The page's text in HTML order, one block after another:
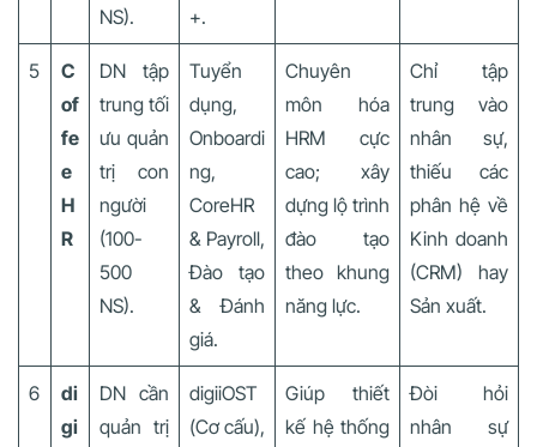
NS).
+.
5
C
of
fe
e
H
R
DN tập
trung tối
ưu quản
trị con
người
(100-
500
NS).
Tuyển
dụng,
Onboardi
ng,
CoreHR
& Payroll,
Đào tạo
& Đánh
giá.
Chuyên
môn hóa
HRM cực
cao; xây
dựng lộ trình
đào tạo
theo khung
năng lực.
Chỉ tập
trung vào
nhân sự,
thiếu các
phân hệ về
Kinh doanh
(CRM) hay
Sản xuất.
6
di
gi
DN cần
quản trị
digiiOST
(Cơ cấu),
Giúp thiết
kế hệ thống
Đòi hỏi
nhân sự